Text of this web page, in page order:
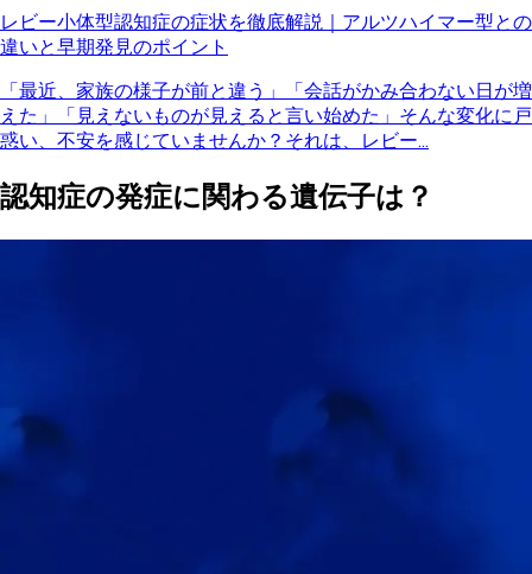
レビー小体型認知症の症状を徹底解説｜アルツハイマー型との
違いと早期発見のポイント
「最近、家族の様子が前と違う」「会話がかみ合わない日が増
えた」「見えないものが見えると言い始めた」そんな変化に戸
惑い、不安を感じていませんか？それは、レビー...
認知症の発症に関わる遺伝子は？